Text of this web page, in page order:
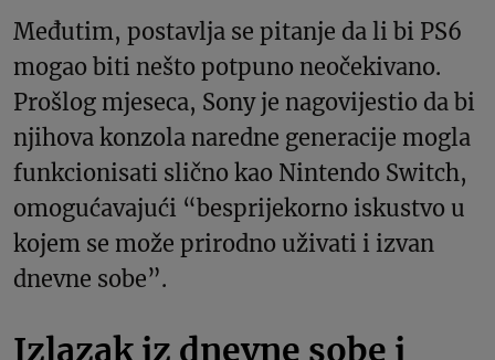
Međutim, postavlja se pitanje da li bi PS6
mogao biti nešto potpuno neočekivano.
Prošlog mjeseca, Sony je nagovijestio da bi
njihova konzola naredne generacije mogla
funkcionisati slično kao Nintendo Switch,
omogućavajući “besprijekorno iskustvo u
kojem se može prirodno uživati i izvan
dnevne sobe”.
Izlazak iz dnevne sobe i